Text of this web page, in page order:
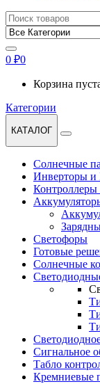
Найти:
0 ₽0
Корзина
Категории
КАТАЛОГ
Солнечные
Инверторы
Контроллеры
Светофоры
Готовые
Солнечные
Сигнальное
Табло
Кремниевые